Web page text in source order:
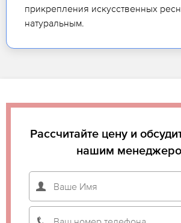
прикрепления искусственных
натуральным.
Рассчитайте цену и
нашим